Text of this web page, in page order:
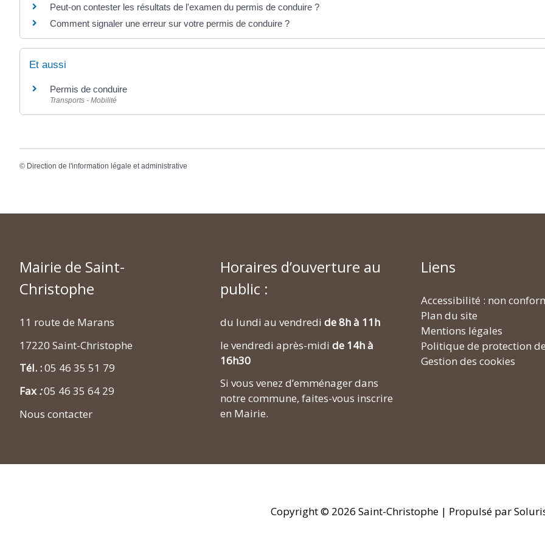
Peut-on contester les résultats de l'examen du permis de conduire ?
Comment signaler une erreur sur votre permis de conduire ?
Et aussi
Permis de conduire
Transports - Mobilité
© Direction de l'information légale et administrative
Mairie de Saint-
Christophe
11 route de Marans
17220 Saint-Christophe
Tél. :05 46 35 51 79
Fax:05 46 35 64 29
Nous contacter
Horaires d’ouverture au
public :
du lundi au vendredi de 8h à 11h
le vendredi après-midi de 14h à
16h30
Si vous venez d’emménager dans
notre commune, faites-vous inscrire
en Mairie.
Liens
Accessibilité : non
Plan du site
Mentions légales
Politique de protection
Gestion des cookies
Copyright © 2026 Saint-Christophe| Propulsé par